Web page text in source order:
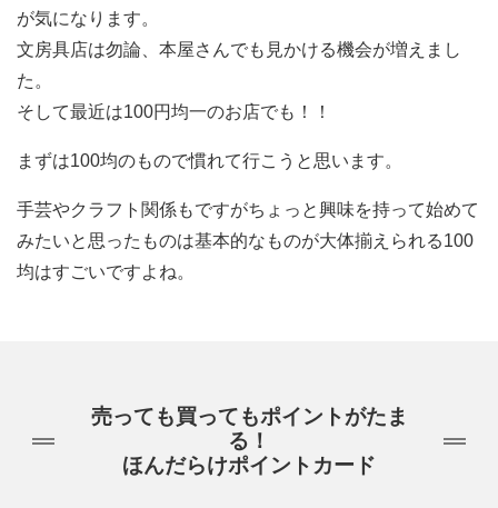
が気になります。
文房具店は勿論、本屋さんでも見かける機会が増えまし
た。
そして最近は100円均一のお店でも！！
まずは100均のもので慣れて行こうと思います。
手芸やクラフト関係もですがちょっと興味を持って始めて
みたいと思ったものは基本的なものが大体揃えられる100
均はすごいですよね。
売っても買ってもポイントがたま
る！
ほんだらけポイントカード